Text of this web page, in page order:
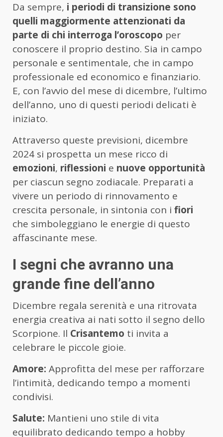
Da sempre, i periodi di transizione sono
quelli maggiormente attenzionati da
parte di chi interroga l’oroscopo per
conoscere il proprio destino. Sia in campo
personale e sentimentale, che in campo
professionale ed economico e finanziario.
E, con l’avvio del mese di dicembre, l’ultimo
dell’anno, uno di questi periodi delicati è
iniziato.
Attraverso queste previsioni, dicembre
2024 si prospetta un mese ricco di
emozioni, riflessioni e nuove opportunità
per ciascun segno zodiacale. Preparati a
vivere un periodo di rinnovamento e
crescita personale, in sintonia con i fiori
che simboleggiano le energie di questo
affascinante mese.
I segni che avranno una
grande fine dell’anno
Dicembre regala serenità e una ritrovata
energia creativa ai nati sotto il segno dello
Scorpione. Il Crisantemo ti invita a
celebrare le piccole gioie.
Amore: Approfitta del mese per rafforzare
l’intimità, dedicando tempo a momenti
condivisi.
Salute: Mantieni uno stile di vita
equilibrato dedicando tempo a hobby